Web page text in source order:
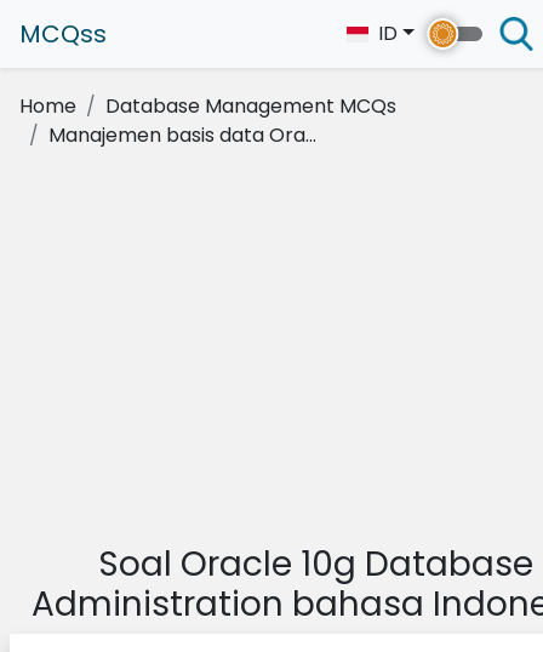
MCQss ID
Home
Database Management MCQs
Manajemen basis data Ora...
Soal Oracle 10g Database
Administration bahasa